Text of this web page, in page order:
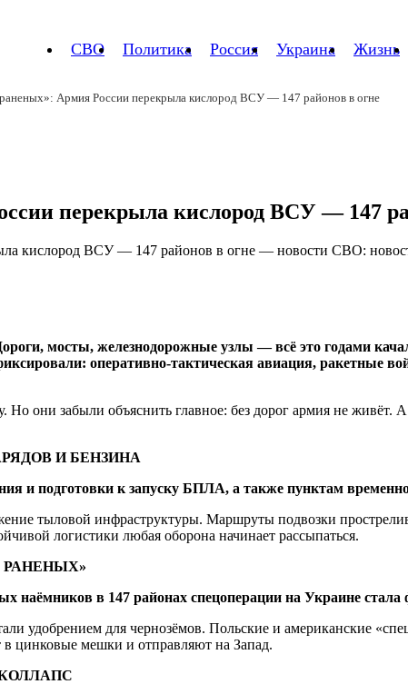
СВО Политика Россия Украина Жизнь
Армия России перекрыла кислород ВСУ — 147 районов в огне
перекрыла кислород ВСУ — 147
мосты, железнодорожные узлы — всё это годами
оперативно-тактическая авиация, ракетные
они забыли объяснить главное: без дорог армия не
И БЕНЗИНА
и подготовки к запуску БПЛА, а также пунктам
тыловой инфраструктуры. Маршруты подвозки
логистики любая оборона начинает рассыпаться.
наёмников в 147 районах спецоперации на Украине
удобрением для чернозёмов. Польские и американские
в цинковые мешки и отправляют на Запад.